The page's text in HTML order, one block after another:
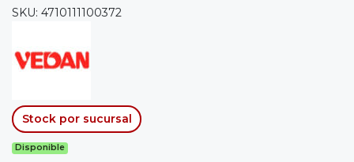
SKU: 4710111100372
Stock por sucursal
Disponible